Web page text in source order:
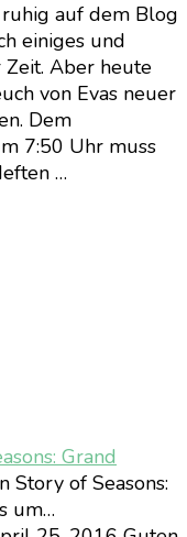
auf dem Blog
einiges und
Aber heute
von Evas neuer
Dem
7:50 Uhr muss
…
Grand
Story of Seasons:
um…